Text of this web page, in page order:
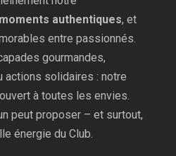
authentiques, et
entre passionnés.
gourmandes,
actions solidaires : notre
à toutes les envies.
peut proposer – et surtout,
énergie du Club.